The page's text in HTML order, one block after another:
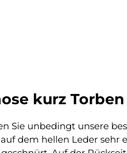
kurz
Sie unbedingt unsere
dem hellen Leder